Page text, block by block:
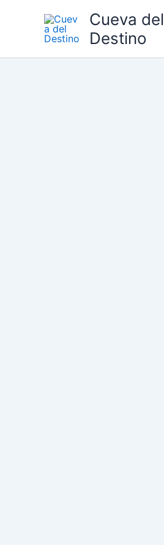
contenido
Cueva del
Destino